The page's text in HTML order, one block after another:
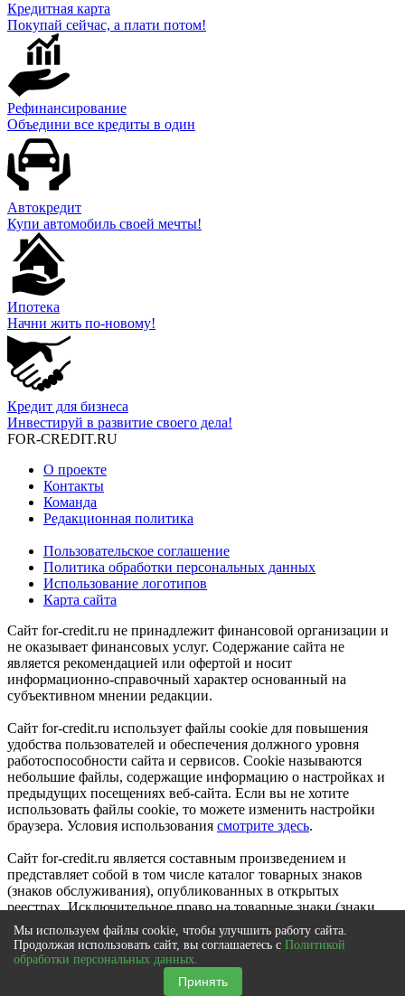
Кредитная карта
Покупай сейчас, а плати потом!
Рефинансирование
Объедини все кредиты в один
Автокредит
Купи автомобиль своей мечты!
Ипотека
Начни жить по-новому!
Кредит для бизнеса
Инвестируй в развитие своего дела!
FOR-CREDIT.RU
О проекте
Контакты
Команда
Редакционная политика
Пользовательское соглашение
Политика обработки персональных данных
Использование логотипов
Карта сайта
Сайт for-credit.ru не принадлежит финансовой организации и
не оказывает финансовых услуг. Содержание сайта не
является рекомендацией или офертой и носит
информационно-справочный характер основанный на
субъективном мнении редакции.
Сайт for-credit.ru использует файлы cookie для повышения
удобства пользователей и обеспечения должного уровня
работоспособности сайта и сервисов. Cookie называются
небольшие файлы, содержащие информацию о настройках и
предыдущих посещениях веб-сайта. Если вы не хотите
использовать файлы cookie, то можете изменить настройки
браузера. Условия использования смотрите здесь.
Сайт for-credit.ru является составным произведением и
представляет собой в том числе каталог товарных знаков
(знаков обслуживания), опубликованных в открытых
реестрах. Исключительное право на товарные знаки (знаки
обслуживания) принадлежат их правообладателям.
© 2012-2021
Выберите город| Вся Россия
Мы используем файлы cookie, чтобы улучшить работу сайта.
Продолжая использовать сайт, вы соглашаетесь с Политикой
обработки персональных данных.
Принять